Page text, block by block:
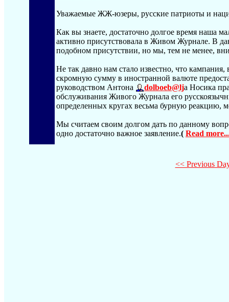
Уважаемые ЖЖ-юзеры, русские патриоты и
Как вы знаете, достаточно долгое время наша
активно присутствовала в Живом Журнале. В
подобном присутствии, но мы, тем не менее,
Не так давно нам стало известно, что
скромную сумму в иностранной валюте
руководством Антона
dolboeb@ljа Носика
обслуживания Живого Журнала его
определенных кругах весьма бурную реакцию,
Мы считаем своим долгом дать по данному
одно достаточно важное заявление.( Read
<< Previous